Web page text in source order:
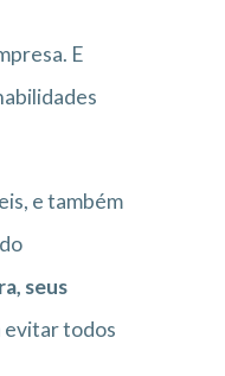
E
e também
seus
evitar todos